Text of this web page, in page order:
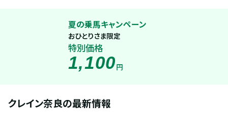
夏の乗馬キャンペーン
おひとりさま限定
特別価格
1,100円
クレイン奈良の最新情報